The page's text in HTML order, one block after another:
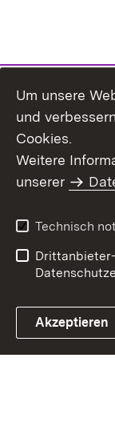
Um unsere
und
Cookies.
Weitere
unserer
Technisch
Akzeptieren